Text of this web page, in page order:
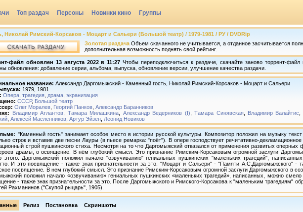
Топ раздач Персоны Новинки кино Группы
Римский-Корсаков - Моцарт и Сальери (Большой театр) / 1979-1981 / РУ / DVDRip
Золотая раздача Объем скачанного не учитывается, а отданное засчитывается
дополнительная возможность поднять свой рейтинг.
файл обновлен 13 августа 2022 в 11:27 Чтобы переподключиться к раздаче, скачайте заново торрент-
обновления: добавление серии, альбома, выпуска, обновление версии, улучшение качества раздачи.
название: Александр Даргомыжский - Каменный гость, Николай Римский-Корсаков - Моцарт и Сальери
1979, 1981
Опера трагедия драма экранизация
СССР, Большой театр
Олег Моралев Георгий Панков Александр Баранников
Владимир Атлантов Тамара Милашкина Александр Ведерников (I) ,Тамара Синявская, Владимир Валайтис
Алексей Масленников Артур Эйзен Леонид Новиков
"Каменный гость" занимает особое место в истории русской культуры. Композитор положил на музыку
строк и вставив две песни Лауры (в пьесе ремарка: "поёт"). В опере господствует речитативно-
строй пушкинского стиха. Несмотря на то что Даргомыжский отказался от применения развитых
драмы, о освящение. В нём глубокий смысл. Это признание Римским-Корсаковым огромной заслуги
этого. Даргомыжский положил начало "озвучиванию" гениальных пушкинских "маленьких трагедий",
И это посвящение - также знак признательности за это. "Моцарт и Сальери" - "Памяти А.С.Даргомыжского" -
посвящение. В нем глубокий смысл. Это признание Римским-Корсаковым огромной заслуги Даргомыжского в
положил начало «озвучиванию» гениальных пушкинских «маленьких трагедий», написанных, можно
- также знак признательности за это. После Даргомыжского и Римского-Корсакова к "маленьким трагедиям"
Рахманинов ("Скупой рыцарь", 1905).
Релиз Постановка Скриншоты